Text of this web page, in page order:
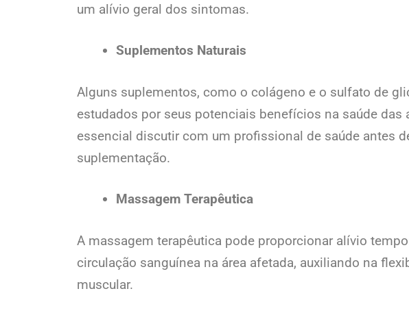
um alívio geral dos sintomas.
Suplementos Naturais
Alguns suplementos, como o colágeno e o sulfato de
estudados por seus potenciais benefícios na saúde das
essencial discutir com um profissional de saúde antes
suplementação.
Massagem Terapêutica
A massagem terapêutica pode proporcionar alívio
circulação sanguínea na área afetada, auxiliando na
muscular.